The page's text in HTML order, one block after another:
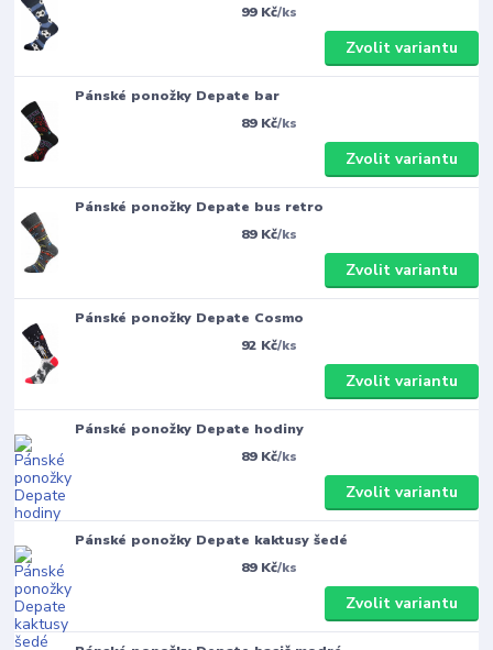
99 Kč/ks
Zvolit variantu
Pánské ponožky Depate bar
89 Kč/ks
Zvolit variantu
Pánské ponožky Depate bus retro
89 Kč/ks
Zvolit variantu
Pánské ponožky Depate Cosmo
92 Kč/ks
Zvolit variantu
Pánské ponožky Depate hodiny
89 Kč/ks
Zvolit variantu
Pánské ponožky Depate kaktusy šedé
89 Kč/ks
Zvolit variantu